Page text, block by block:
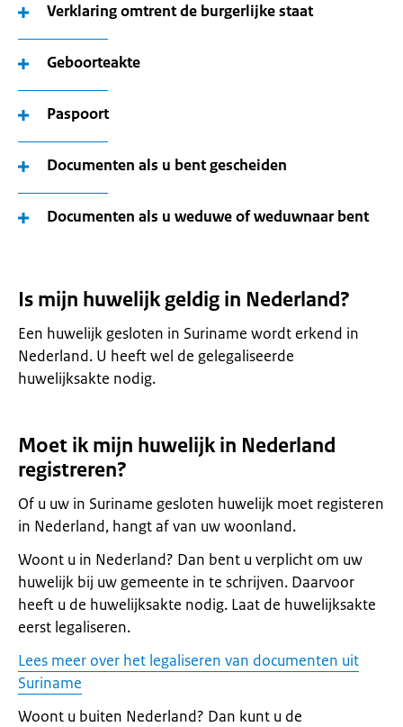
Verklaring omtrent de burgerlijke staat
Geboorteakte
Paspoort
Documenten als u bent gescheiden
Documenten als u weduwe of weduwnaar bent
Is mijn huwelijk geldig in Nederland?
Een huwelijk gesloten in Suriname wordt erkend in
Nederland. U heeft wel de gelegaliseerde
huwelijksakte nodig.
Moet ik mijn huwelijk in Nederland
registreren?
Of u uw in Suriname gesloten huwelijk moet registeren
in Nederland, hangt af van uw woonland.
Woont u in Nederland? Dan bent u verplicht om uw
huwelijk bij uw gemeente in te schrijven. Daarvoor
heeft u de huwelijksakte nodig. Laat de huwelijksakte
eerst legaliseren.
Lees meer over het legaliseren van documenten uit
Suriname
Woont u buiten Nederland? Dan kunt u de